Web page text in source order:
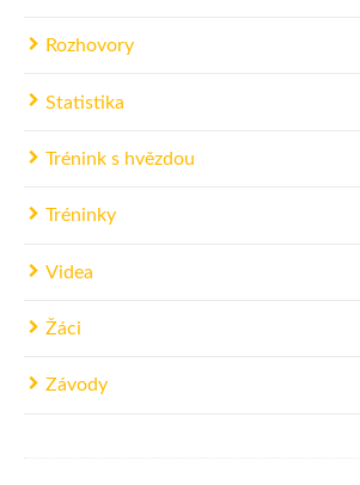
Rozhovory
Statistika
Trénink s hvězdou
Tréninky
Videa
Žáci
Závody